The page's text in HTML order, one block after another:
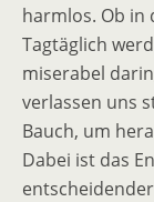
harmlos. Ob in
Tagtäglich
miserabel
verlassen uns
Bauch, um
Dabei ist das